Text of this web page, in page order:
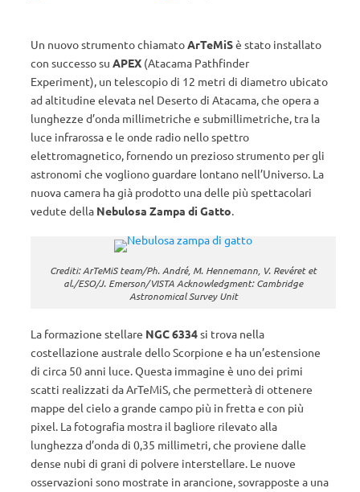
Un nuovo strumento chiamatoArTeMiSè stato installato
con successo su APEX (Atacama Pathfinder
Experiment), un telescopio di 12 metri di diametro ubicato
ad altitudine elevata nel Deserto di Atacama, che opera a
lunghezze d’onda millimetriche e submillimetriche, tra la
luce infrarossa e le onde radio nello spettro
elettromagnetico, fornendo un prezioso strumento per gli
astronomi che vogliono guardare lontano nell’Universo. La
nuova camera ha già prodotto una delle più spettacolari
vedute della Nebulosa Zampa di Gatto.
Crediti: ArTeMiS team/Ph. André, M. Hennemann, V. Revéret et
al./ESO/J. Emerson/VISTA Acknowledgment: Cambridge
Astronomical Survey Unit
La formazione stellare NGC 6334si trova nella
costellazione australe dello Scorpione e ha un’estensione
di circa 50 anni luce. Questa immagine è uno dei primi
scatti realizzati da ArTeMiS, che permetterà di ottenere
mappe del cielo a grande campo più in fretta e con più
pixel. La fotografia mostra il bagliore rilevato alla
lunghezza d’onda di 0,35 millimetri, che proviene dalle
dense nubi di grani di polvere interstellare. Le nuove
osservazioni sono mostrate in arancione, sovrapposte a una